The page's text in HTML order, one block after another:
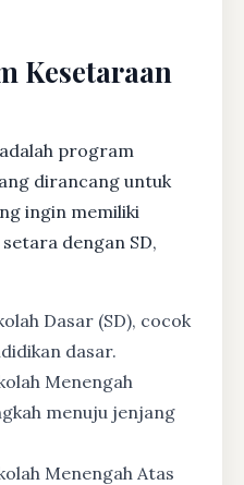
Kesetaraan
adalah program
dirancang untuk
ingin memiliki
dengan SD,
Dasar (SD), cocok
dasar.
Menengah
menuju jenjang
Menengah Atas